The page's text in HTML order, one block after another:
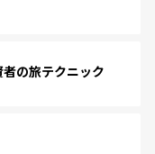
の旅テクニック